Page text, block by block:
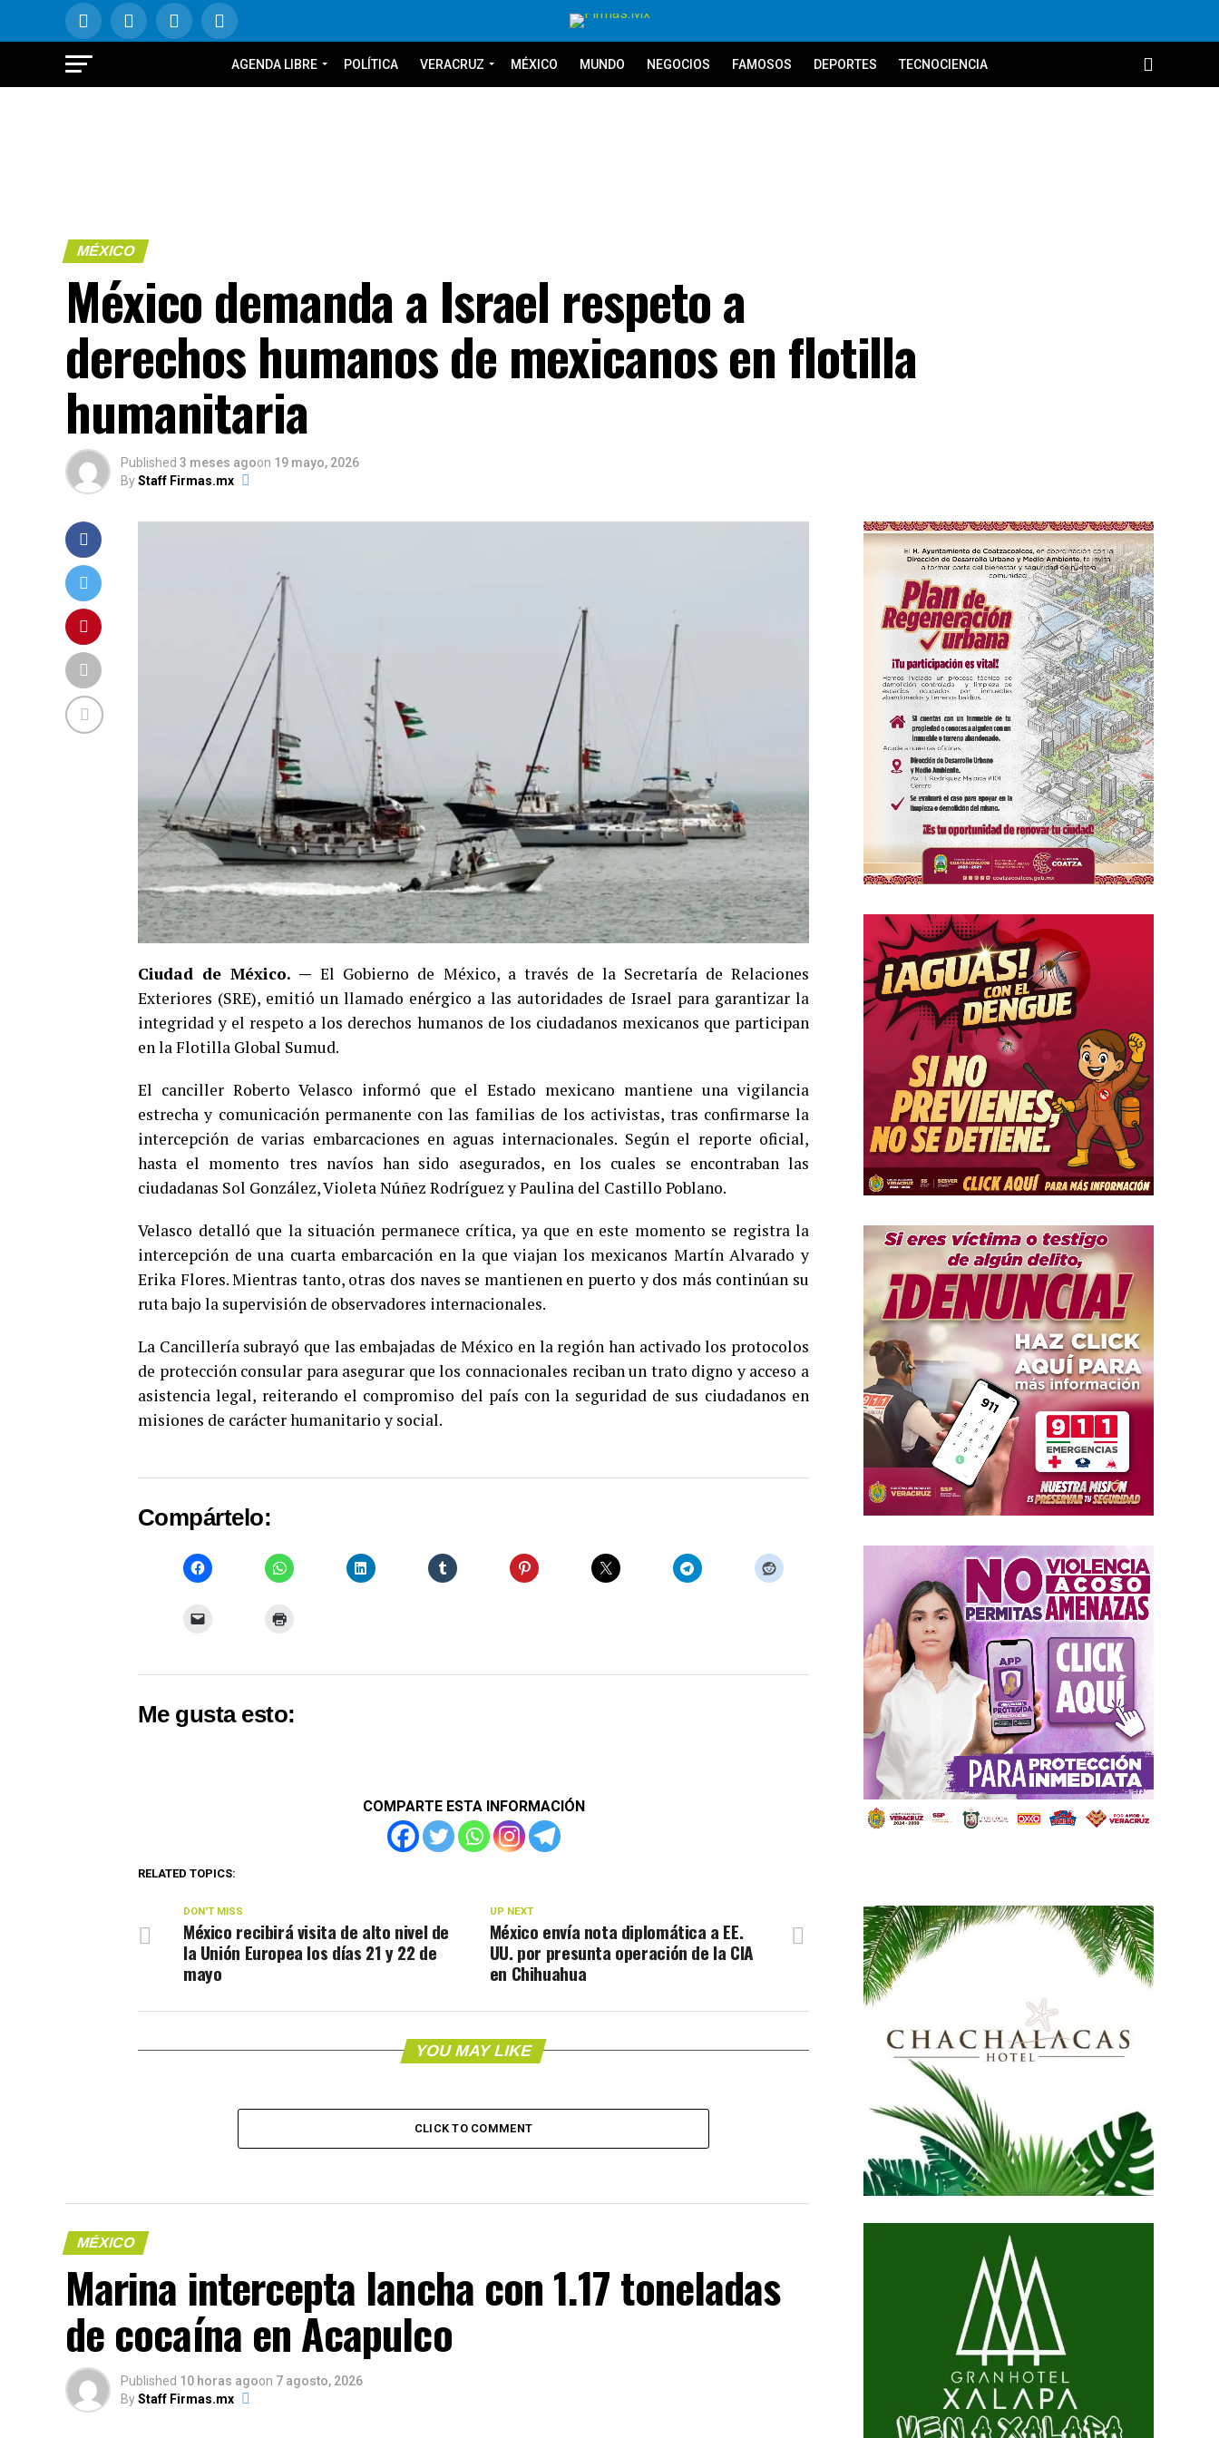
AGENDA LIBRE POLÍTICA VERACRUZ MÉXICO MUNDO NEGOCIOS FAMOSOS DEPORTES TECNOCIENCIA
MÉXICO
México demanda a Israel respeto a
derechos humanos de mexicanos en flotilla
humanitaria
Published 3 meses agoon 19 mayo, 2026
ByStaff Firmas.mx
Ciudad de México. — El Gobierno de México, a través de la Secretaría de Relaciones
Exteriores (SRE), emitió un llamado enérgico a las autoridades de Israel para garantizar la
integridad y el respeto a los derechos humanos de los ciudadanos mexicanos que participan
en la Flotilla Global Sumud.
El canciller Roberto Velasco informó que el Estado mexicano mantiene una vigilancia
estrecha y comunicación permanente con las familias de los activistas, tras confirmarse la
intercepción de varias embarcaciones en aguas internacionales. Según el reporte oficial,
hasta el momento tres navíos han sido asegurados, en los cuales se encontraban las
ciudadanas Sol González, Violeta Núñez Rodríguez y Paulina del Castillo Poblano.
Velasco detalló que la situación permanece crítica, ya que en este momento se registra la
intercepción de una cuarta embarcación en la que viajan los mexicanos Martín Alvarado y
Erika Flores. Mientras tanto, otras dos naves se mantienen en puerto y dos más continúan su
ruta bajo la supervisión de observadores internacionales.
La Cancillería subrayó que las embajadas de México en la región han activado los protocolos
de protección consular para asegurar que los connacionales reciban un trato digno y acceso a
asistencia legal, reiterando el compromiso del país con la seguridad de sus ciudadanos en
misiones de carácter humanitario y social.
Compártelo:
Me gusta esto:
COMPARTE ESTA INFORMACIÓN
RELATED TOPICS:
UP NEXT
México envía nota diplomática a EE.
UU. por presunta operación de la CIA
en Chihuahua
DON'T MISS
México recibirá visita de alto nivel de
la Unión Europea los días 21 y 22 de
mayo
YOU MAY LIKE
CLICK TO COMMENT
MÉXICO
Marina intercepta lancha con 1.17 toneladas
de cocaína en Acapulco
Published 10 horas agoon 7 agosto, 2026
ByStaff Firmas.mx